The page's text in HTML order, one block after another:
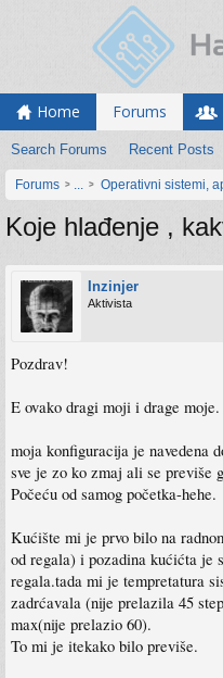
Home Forums
Search Forums Recent Posts
Forums ... Operativni sistemi,
Koje hlađenje ,
Inzinjer
Aktivista
Pozdrav!
E ovako dragi moji i drage moje.
moja konfiguracija je navedena
sve je zo ko zmaj ali se previše
Počeću od samog početka-hehe.
Kućište mi je prvo bilo na
od regala) i pozadina kućićta je
regala.tada mi je tempretatura
zadrćavala (nije prelazila 45
max(nije prelazio 60).
To mi je itekako bilo previše.